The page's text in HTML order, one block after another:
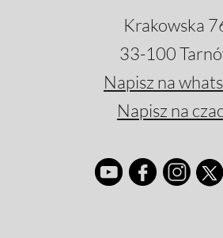
Krakowska
33-100
Napisz na
Napisz na